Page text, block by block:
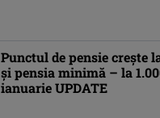
Punctul de pensie creşte
şi pensia minimă – la
ianuarie UPDATE